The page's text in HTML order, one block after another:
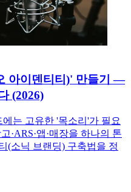
아이덴티티)' 만들기 —
(2026)
는 고유한 '목소리'가 필요
·ARS·앱·매장을 하나의 톤
(소닉 브랜딩) 구축법을 정